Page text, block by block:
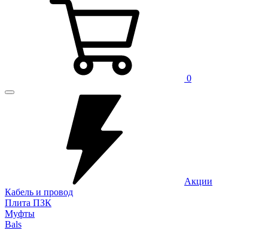
0
Акции
Кабель и провод
Плита ПЗК
Муфты
Bals